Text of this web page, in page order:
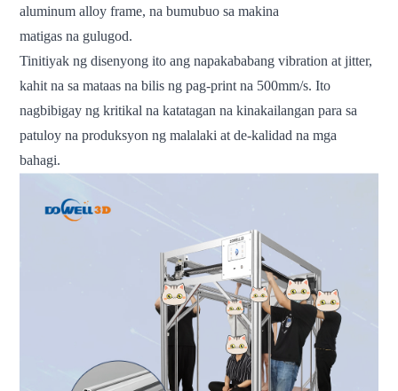
aluminum alloy frame, na bumubuo sa makina
matigas na gulugod.
Tinitiyak ng disenyong ito ang napakababang vibration at jitter,
kahit na sa mataas na bilis ng pag-print na 500mm/s. Ito
nagbibigay ng kritikal na katatagan na kinakailangan para sa
patuloy na produksyon ng malalaki at de-kalidad na mga
bahagi.